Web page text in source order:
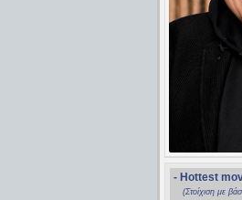
- Hottest
(Στοίχιση με